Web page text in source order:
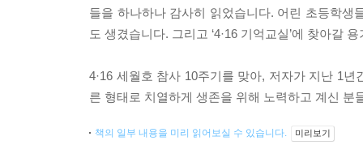
들을 하나하나 감사히 읽었습니다. 어린 초등학
도 생겼습니다. 그리고 ‘4·16 기억교실’에 찾아갈
4·16 세월호 참사 10주기를 맞아, 저자가 지난 1
른 형태로 치열하게 생존을 위해 노력하고 계신 분
책의 일부 내용을 미리 읽어보실 수 있습니다. 미리보기